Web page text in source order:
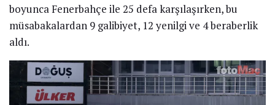
boyunca Fenerbahçe ile 25 defa karşılaşırken, bu
müsabakalardan 9 galibiyet, 12 yenilgi ve 4 beraberlik
aldı.